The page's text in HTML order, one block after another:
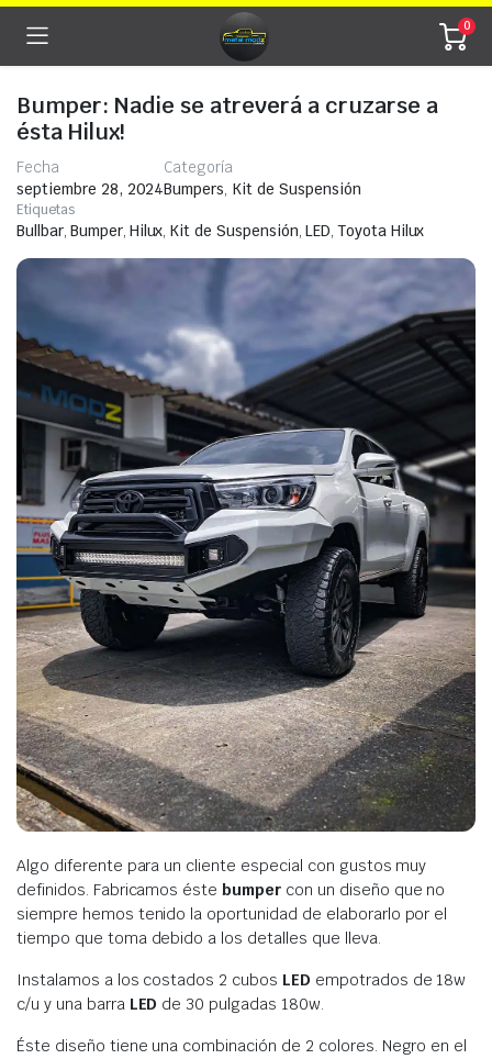
0
Bumper: Nadie se atreverá a cruzarse a
ésta Hilux!
Fecha
septiembre 28, 2024
Categoría
Bumpers, Kit de Suspensión
Etiquetas
Bullbar, Bumper, Hilux, Kit de Suspensión, LED, Toyota Hilux
Algo diferente para un cliente especial con gustos muy
definidos. Fabricamos éste bumper con un diseño que no
siempre hemos tenido la oportunidad de elaborarlo por el
tiempo que toma debido a los detalles que lleva.
Instalamos a los costados 2 cubos LED empotrados de 18w
c/u y una barra LED de 30 pulgadas 180w.
Éste diseño tiene una combinación de 2 colores. Negro en el